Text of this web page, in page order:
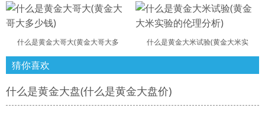
什么是黄金大哥大(黄金大哥大多 什么是黄金大米试验(黄金大米实
猜你喜欢
什么是黄金大盘(什么是黄金大盘价)